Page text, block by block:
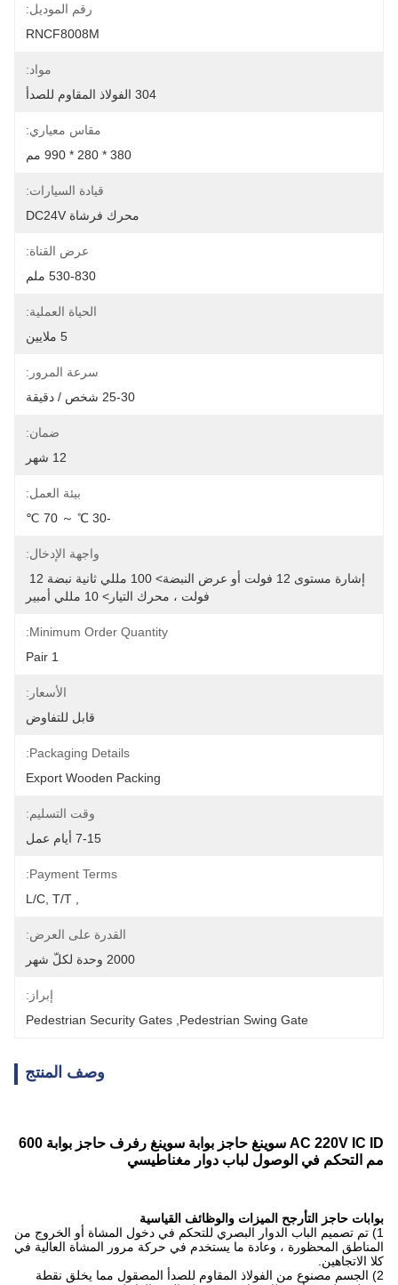
رقم الموديل:
RNCF8008M
مواد:
304 الفولاذ المقاوم للصدأ
مقاس معياري:
380 * 280 * 990 مم
قيادة السيارات:
محرك فرشاة DC24V
عرض القناة:
530-830 ملم
الحياة العملية:
5 ملايين
سرعة المرور:
25-30 شخص / دقيقة
ضمان:
12 شهر
بيئة العمل:
-30 ℃ ～ 70 ℃
واجهة الإدخال:
فولت ، محرك التيار> 10 مللي أمبير
Minimum Order Quantity:
1 Pair
الأسعار:
قابل للتفاوض
Packaging Details:
Export Wooden Packing
وقت التسليم:
7-15 أيام عمل
Payment Terms:
القدرة على العرض:
2000 وحدة لكلّ شهر
إبراز:
Pedestrian Swing Gate
Pedestrian Security Gates
وصف المنتج
AC 220V IC ID سوينغ حاجز بوابة سوينغ رفرف حاجز بوابة 600
مم التحكم في الوصول لباب دوار مغناطيسي
بوابات حاجز التأرجح الميزات والوظائف القياسية
1) تم تصميم الباب الدوار البصري للتحكم في دخول المشاة أو الخروج من
المناطق المحظورة ، وعادة ما يستخدم في حركة مرور المشاة العالية في
كلا الاتجاهين.
2) الجسم مصنوع من الفولاذ المقاوم للصدأ المصقول مما يخلق نقطة